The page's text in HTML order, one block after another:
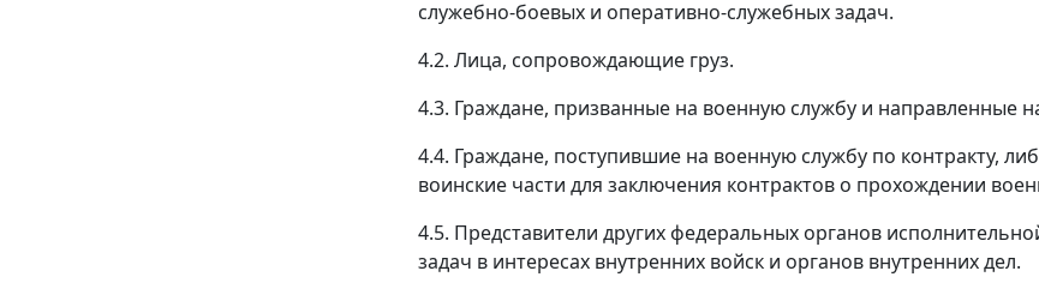
служебно-боевых и оперативно-служебных задач.
4.2. Лица, сопровождающие груз.
4.3. Граждане, призванные на военную службу и направленные
4.4. Граждане, поступившие на военную службу по контракту,
воинские части для заключения контрактов о прохождении
4.5. Представители других федеральных органов
задач в интересах внутренних войск и органов внутренних дел.